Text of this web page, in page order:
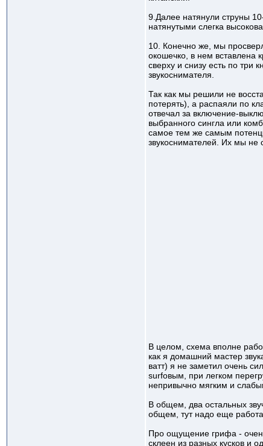
9.Далее натянули струны
натянутыми слегка
10. Конечно же, мы
окошечко, в нем вставлена
сверху и снизу есть по три
звукоснимателя.
Так как мы решили не
потерять), а распаяли по
отвечал за включение-
выбранного сингла или
самое тем же самым
звукоснимателей. Их мы не
В целом, схема вполне
как я домашний мастер
ватт) я не заметил очень
surfовым, при легком
непривычно мягким и
В общем, два остальных
общем, тут надо еще
Про ощущение грифа -
склеен из разных кусков и